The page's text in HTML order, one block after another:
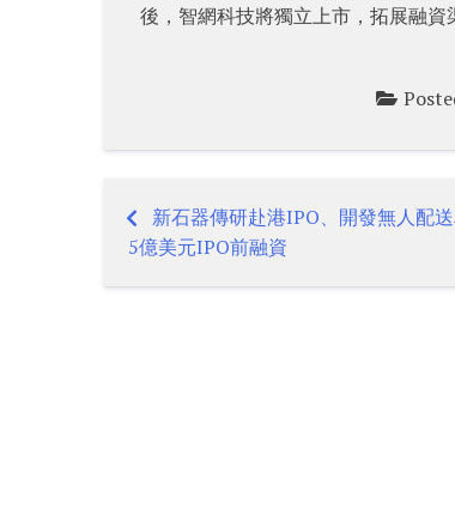
後，智網科技將獨立上市，拓展融資
Post
navigation
新石器傳研赴港IPO、開發無人配
5億美元IPO前融資